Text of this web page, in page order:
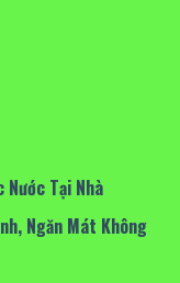
Nước Tại Nhà
Ngăn Mát Không